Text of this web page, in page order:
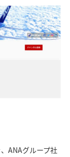
ANAグループ社